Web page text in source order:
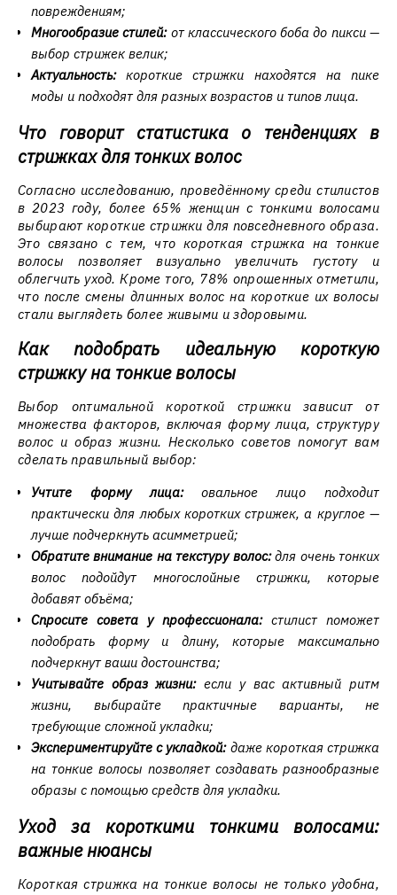
повреждениям;
Многообразие стилей:от классического боба до пикси —
выбор стрижек велик;
Актуальность:короткие стрижки находятся на пике
моды и подходят для разных возрастов и типов лица.
Что говорит статистика о тенденциях в
стрижках для тонких волос
Согласно исследованию, проведённому среди стилистов
в 2023 году, более 65% женщин с тонкими волосами
выбирают короткие стрижки для повседневного образа.
Это связано с тем, что короткая стрижка на тонкие
волосы позволяет визуально увеличить густоту и
облегчить уход. Кроме того, 78% опрошенных отметили,
что после смены длинных волос на короткие их волосы
стали выглядеть более живыми и здоровыми.
Как подобрать идеальную короткую
стрижку на тонкие волосы
Выбор оптимальной короткой стрижки зависит от
множества факторов, включая форму лица, структуру
волос и образ жизни. Несколько советов помогут вам
сделать правильный выбор:
Учтите форму лица:овальное лицо подходит
практически для любых коротких стрижек, а круглое —
лучше подчеркнуть асимметрией;
Обратите внимание на текстуру волос:для очень тонких
волос подойдут многослойные стрижки, которые
добавят объёма;
Спросите совета у профессионала:стилист поможет
подобрать форму и длину, которые максимально
подчеркнут ваши достоинства;
Учитывайте образ жизни:если у вас активный ритм
жизни, выбирайте практичные варианты, не
требующие сложной укладки;
Экспериментируйте с укладкой:даже короткая стрижка
на тонкие волосы позволяет создавать разнообразные
образы с помощью средств для укладки.
Уход за короткими тонкими волосами:
важные нюансы
Короткая стрижка на тонкие волосы не только удобна,